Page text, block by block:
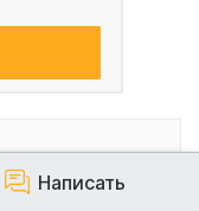
Написать